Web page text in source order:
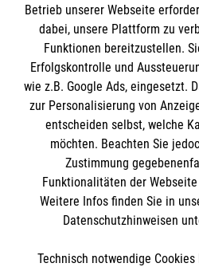
Informationen
Impressum
Datenschutz
Kontakt
Barrierefreiheit
Die Malteser
Malteser in Deutschland
Malteserorden
Sharepoint
Spendenkonto
Betrieb unserer Webseite
dabei, unsere Plattform zu
Funktionen bereitzustellen.
Erfolgskontrolle und
wie z.B. Google Ads, eingesetzt.
zur Personalisierung von
entscheiden selbst, welche
möchten. Beachten Sie
Zustimmung
Funktionalitäten der
Weitere Infos finden Sie in
Datenschutzhinweisen
Technisch notwendige